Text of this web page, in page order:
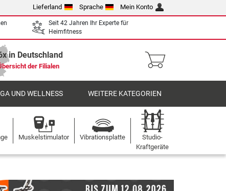
Lieferland Sprache Mein Konto
Seit 42 Jahren Ihr Experte für
Heimfitness
in Deutschland
der Filialen
UND WELLNESS WEITERE KATEGORIEN
Muskelstimulator Vibrationsplatte
Studio-
Kraftgeräte